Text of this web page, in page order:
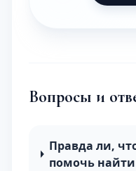
Вопросы и
Правда ли,
помочь найти